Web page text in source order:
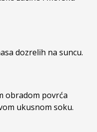
dozrelih na suncu.
obradom povrća
ukusnom soku.